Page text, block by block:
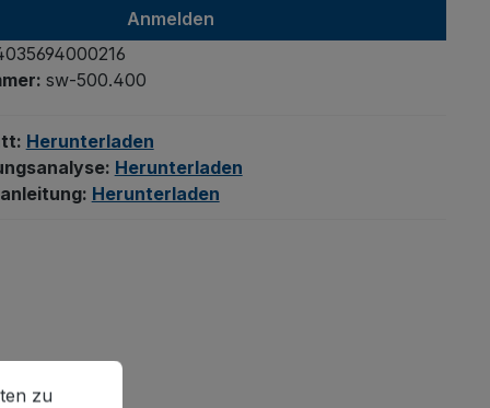
Anmelden
sw-500.400
Herunterladen
Herunterladen
Herunterladen
zu können.
Mehr Informationen ...
zu